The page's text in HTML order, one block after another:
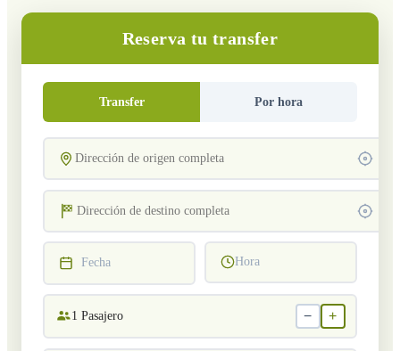
Reserva tu transfer
Transfer Por hora
Fecha Hora
1 Pasajero − +